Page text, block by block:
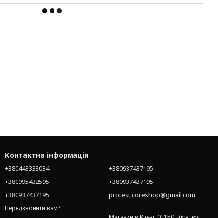
Контактна інформація
+380443333034
+380995432595
+380937437195
Передзвонити вам?
+380937437195
+380937437195
protest.coreshop@gmail.com